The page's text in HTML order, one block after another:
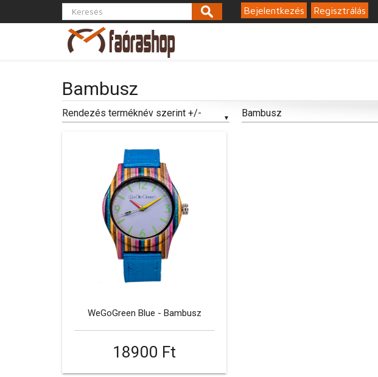
Bejelentkezés Regisztrálás
Bambusz
Rendezés terméknév szerint +/- Bambusz
WeGoGreen Blue - Bambusz
18900 Ft